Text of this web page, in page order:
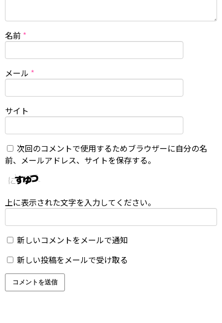
名前 *
メール *
サイト
次回のコメントで使用するためブラウザーに自分の名
前、メールアドレス、サイトを保存する。
上に表示された文字を入力してください。
新しいコメントをメールで通知
新しい投稿をメールで受け取る